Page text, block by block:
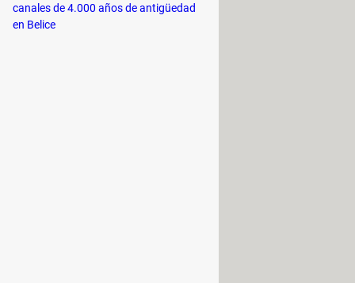
adicional como única y
de vídeo. Además, se pueden
con una conexión de red
como una pantalla unificada y
como Facebook o Twitter,
utilizar el control del puntero
canales de 4.000 años de antigüedad
en Belice